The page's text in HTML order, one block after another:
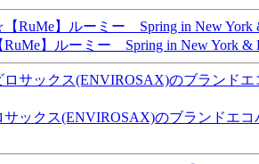
】ルーミー Spring in New York &
クス(ENVIROSAX)のブランドエコ